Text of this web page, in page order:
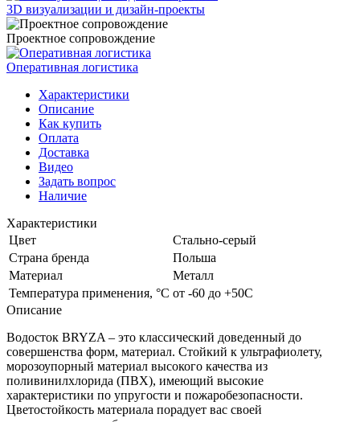
3D визуализации и дизайн-проекты
Проектное сопровождение
Оперативная логистика
Характеристики
Описание
Как купить
Оплата
Доставка
Видео
Задать вопрос
Наличие
Характеристики
Цвет
Стально-серый
Страна бренда
Польша
Материал
Металл
Температура применения, °С от -60 до +50С
Описание
Водосток BRYZA – это классический доведенный до
совершенства форм, материал. Стойкий к ультрафиолету,
морозоупорный материал высокого качества из
поливинилхлорида (ПВХ), имеющий высокие
характеристики по упругости и пожаробезопасности.
Цветостойкость материала порадует вас своей